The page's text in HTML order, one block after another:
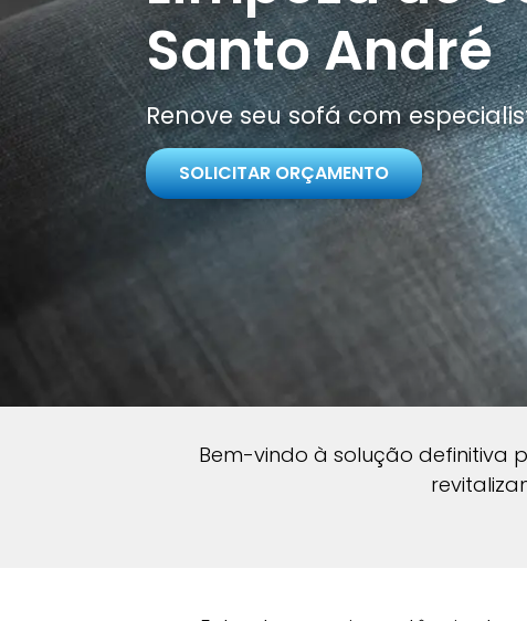
Santo André
Renove seu sofá com
SOLICITAR ORÇAMENTO
Bem-vindo à solução definitiva